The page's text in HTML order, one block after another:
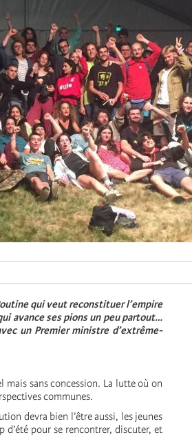
qui veut reconstituer l’empire
avance ses pions un peu partout…
un Premier ministre d’extrême-
sans concession. La lutte où on
communes.
devra bien l’être aussi, les jeunes
pour se rencontrer, discuter, et